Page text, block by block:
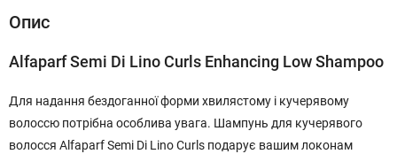
Опис
Alfaparf Semi Di Lino Curls Enhancing Low Shampoo
Для надання бездоганної форми хвилястому і кучерявому
волоссю потрібна особлива увага. Шампунь для кучерявого
волосся Alfaparf Semi Di Lino Curls подарує вашим локонам